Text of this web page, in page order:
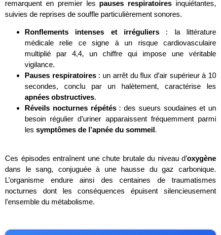
remarquent en premier les pauses respiratoires inquiétantes,
suivies de reprises de souffle particulièrement sonores.
Ronflements intenses et irréguliers : la littérature
médicale relie ce signe à un risque cardiovasculaire
multiplié par 4,4, un chiffre qui impose une véritable
vigilance.
Pauses respiratoires: un arrêt du flux d’air supérieur à 10
secondes, conclu par un halètement, caractérise les
apnées obstructives.
Réveils nocturnes répétés: des sueurs soudaines et un
besoin régulier d’uriner apparaissent fréquemment parmi
les symptômes de l’apnée du sommeil.
Ces épisodes entraînent une chute brutale du niveau d’oxygène
dans le sang, conjuguée à une hausse du gaz carbonique.
L’organisme endure ainsi des centaines de traumatismes
nocturnes dont les conséquences épuisent silencieusement
l’ensemble du métabolisme.